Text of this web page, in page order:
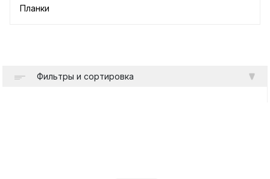
Планки
Фильтры и сортировка